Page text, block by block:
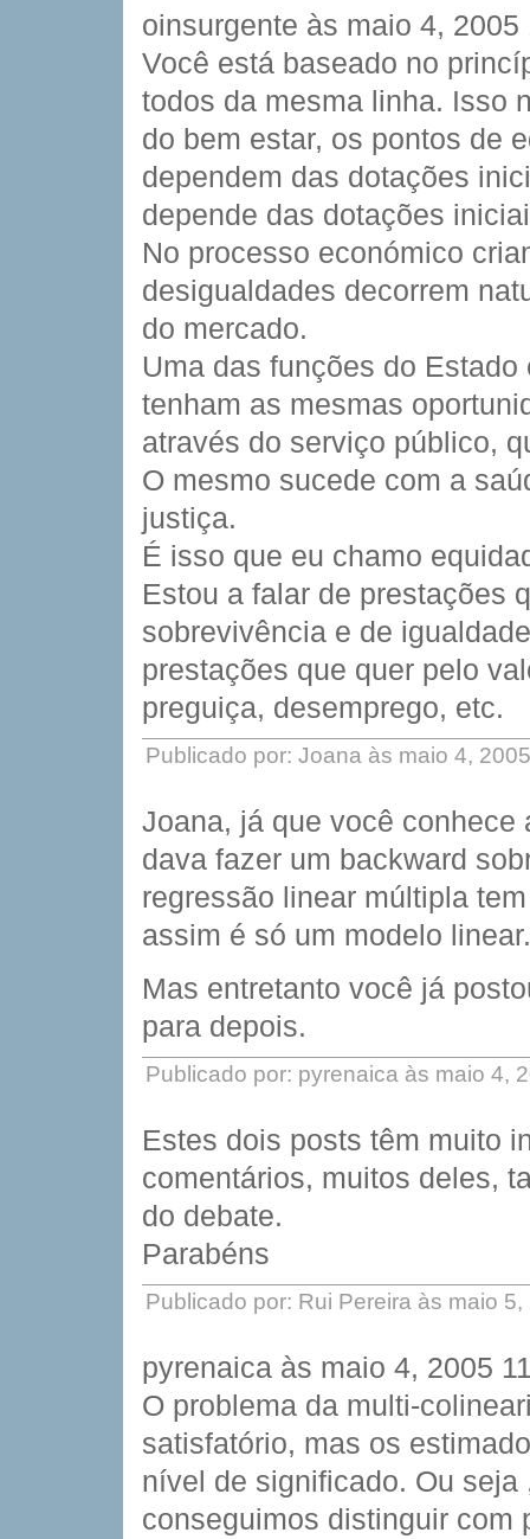
oinsurgente às maio 4, 2005
Você está baseado no
todos da mesma linha. Isso
do bem estar, os pontos de
dependem das dotações
depende das dotações
No processo económico
desigualdades decorrem
do mercado.
Uma das funções do
tenham as mesmas
através do serviço público,
O mesmo sucede com a
justiça.
É isso que eu chamo
Estou a falar de prestações
sobrevivência e de
prestações que quer pelo
preguiça, desemprego, etc.
Publicado por: Joana às maio 4,
Joana, já que você conhece
dava fazer um backward
regressão linear múltipla
assim é só um modelo linear.
Mas entretanto você já
para depois.
Publicado por: pyrenaica às maio 4,
Estes dois posts têm muito
comentários, muitos deles,
do debate.
Parabéns
Publicado por: Rui Pereira às maio
pyrenaica às maio 4, 2005
O problema da multi-
satisfatório, mas os
nível de significado. Ou
conseguimos distinguir com